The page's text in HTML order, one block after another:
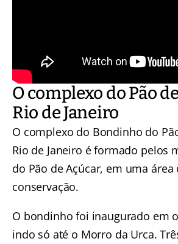
O complexo do Pão
Rio de Janeiro
O complexo do Bondinho do
Rio de Janeiro é formado pelos
do Pão de Açúcar, em uma
conservação.
O bondinho foi inaugurado em
indo só até o Morro da Urca.